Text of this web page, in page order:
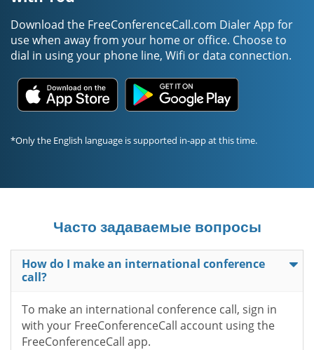
Download the FreeConferenceCall.com Dialer App for
use when away from your home or office. Choose to
dial in using your phone line, Wifi or data connection.
*Only the English language is supported in-app at this time.
Часто задаваемые вопросы
How do I make an international conference
call?
To make an international conference call, sign in
with your FreeConferenceCall account using the
FreeConferenceCall app.